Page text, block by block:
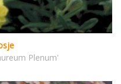
Plenum'